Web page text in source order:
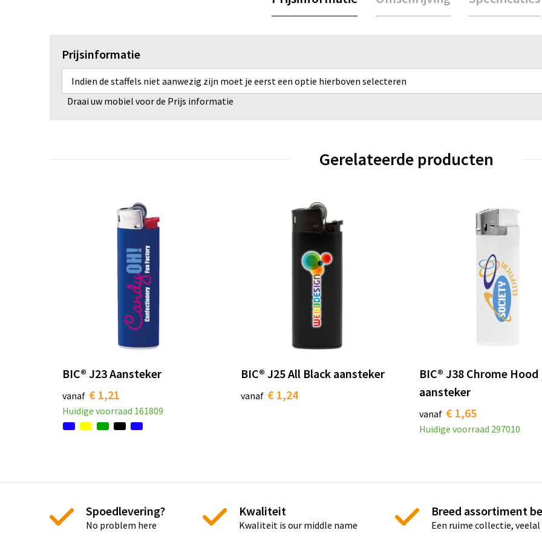
Prijsinformatie
Indien de staffels niet aanwezig zijn moet je eerst een optie hierboven selecteren
Draai uw mobiel voor de Prijs informatie
Gerelateerde producten
BIC® J23 Aansteker
vanaf € 1,21
Huidige voorraad 161809
BIC® J25 All Black aansteker
vanaf € 1,24
BIC® J38 Chrome Hood
aansteker
vanaf € 1,65
Huidige voorraad 297010
Spoedlevering?
No problem here
Kwaliteit
Kwaliteit is our middle name
Breed assortiment
Een ruime collectie,